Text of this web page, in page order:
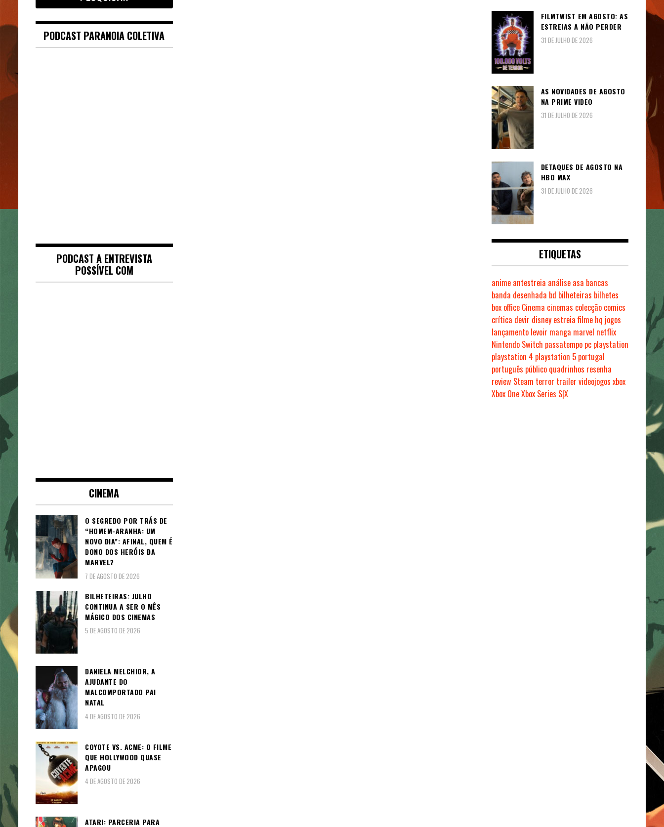
PODCAST PARANOIA COLETIVA
PODCAST A ENTREVISTA
POSSÍVEL COM
CINEMA
O SEGREDO POR TRÁS DE
“HOMEM-ARANHA: UM
NOVO DIA”: AFINAL, QUEM É
DONO DOS HERÓIS DA
MARVEL?
7 DE AGOSTO DE 2026
BILHETEIRAS: JULHO
CONTINUA A SER O MÊS
MÁGICO DOS CINEMAS
5 DE AGOSTO DE 2026
DANIELA MELCHIOR, A
AJUDANTE DO
MALCOMPORTADO PAI
NATAL
4 DE AGOSTO DE 2026
COYOTE VS. ACME: O FILME
QUE HOLLYWOOD QUASE
APAGOU
4 DE AGOSTO DE 2026
ATARI: PARCERIA PARA
FILMTWIST EM AGOSTO: AS
ESTREIAS A NÃO PERDER
31 DE JULHO DE 2026
AS NOVIDADES DE AGOSTO
NA PRIME VIDEO
31 DE JULHO DE 2026
DETAQUES DE AGOSTO NA
HBO MAX
31 DE JULHO DE 2026
ETIQUETAS
anime antestreia análise asa bancas
banda desenhada bd bilheteiras bilhetes
box office Cinema cinemas colecção comics
crítica devir disney estreiafilme hq jogos
lançamento levoir manga marvel netflix
Nintendo Switch passatempo pc playstation
playstation 4 playstation 5 portugal
português público quadrinhos resenha
review Steam terror trailer videojogos xbox
Xbox OneXbox Series S|X